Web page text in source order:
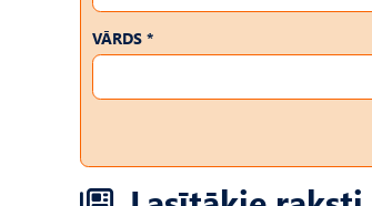
VĀRDS *